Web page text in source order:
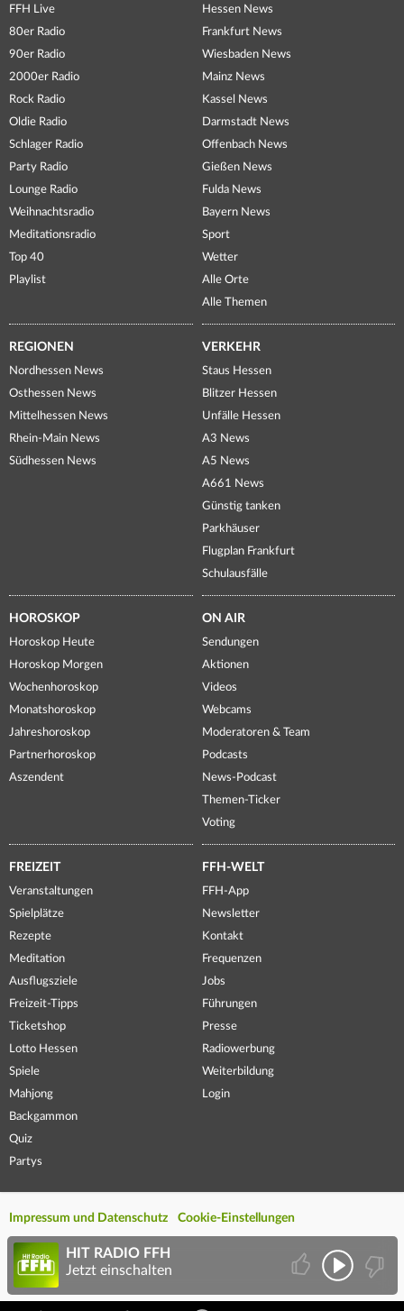
FFH Live
80er Radio
90er Radio
2000er Radio
Rock Radio
Oldie Radio
Schlager Radio
Party Radio
Lounge Radio
Weihnachtsradio
Meditationsradio
Top 40
Playlist
Hessen News
Frankfurt News
Wiesbaden News
Mainz News
Kassel News
Darmstadt News
Offenbach News
Gießen News
Fulda News
Bayern News
Sport
Wetter
Alle Orte
Alle Themen
REGIONEN
Nordhessen News
Osthessen News
Mittelhessen News
Rhein-Main News
Südhessen News
VERKEHR
Staus Hessen
Blitzer Hessen
Unfälle Hessen
A3 News
A5 News
A661 News
Günstig tanken
Parkhäuser
Flugplan Frankfurt
Schulausfälle
HOROSKOP
Horoskop Heute
Horoskop Morgen
Wochenhoroskop
Monatshoroskop
Jahreshoroskop
Partnerhoroskop
Aszendent
ON AIR
Sendungen
Aktionen
Videos
Webcams
Moderatoren & Team
Podcasts
News-Podcast
Themen-Ticker
Voting
FREIZEIT
Veranstaltungen
Spielplätze
Rezepte
Meditation
Ausflugsziele
Freizeit-Tipps
Ticketshop
Lotto Hessen
Spiele
Mahjong
Backgammon
Quiz
Partys
FFH-WELT
FFH-App
Newsletter
Kontakt
Frequenzen
Jobs
Führungen
Presse
Radiowerbung
Weiterbildung
Login
Impressum und Datenschutz Cookie-Einstellungen
HIT RADIO FFH
Jetzt einschalten